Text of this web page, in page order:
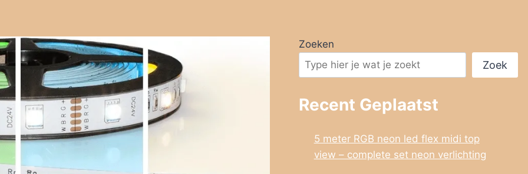
Zoeken
Zoek
Recent Geplaatst
5 meter RGB neon led flex midi top
view – complete set neon verlichting